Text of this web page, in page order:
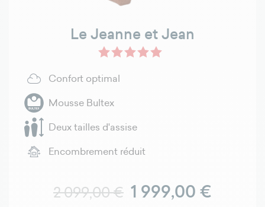
Le Jeanne et Jean
Confort optimal
Mousse Bultex
Deux tailles d'assise
Encombrement réduit
Prix normal
2 099,00 € Prix
1 999,00 €